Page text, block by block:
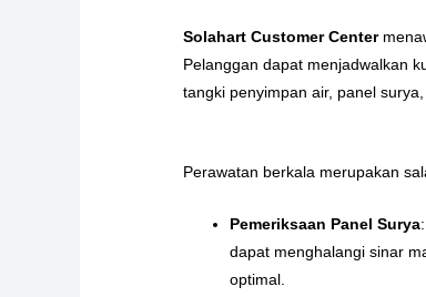
Solahart Customer Center
Pelanggan dapat menjadwalkan
tangki penyimpan air, panel
Perawatan berkala merupakan
Pemeriksaan Panel Surya
dapat menghalangi sinar
optimal.